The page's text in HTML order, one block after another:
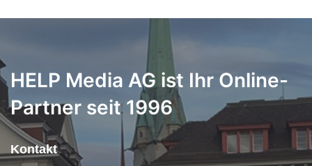
HELP Media AG ist Ihr Online-
Partner seit 1996
Kontakt